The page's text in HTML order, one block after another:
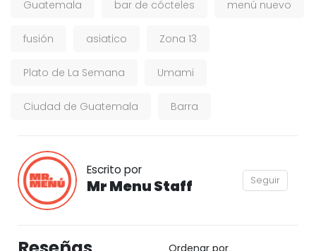
Guatemala bar de cócteles menú nuevo
fusión asiatico Zona 13
Plato de La Semana Umami
Ciudad de Guatemala Barra
Escrito por
Mr Menu Staff Seguir
Ordenar por